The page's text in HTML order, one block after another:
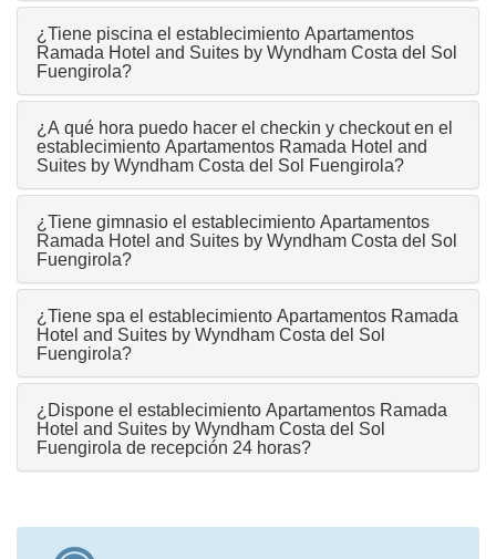
¿Tiene piscina el establecimiento Apartamentos
Ramada Hotel and Suites by Wyndham Costa del Sol
Fuengirola?
¿A qué hora puedo hacer el checkin y checkout en el
establecimiento Apartamentos Ramada Hotel and
Suites by Wyndham Costa del Sol Fuengirola?
¿Tiene gimnasio el establecimiento Apartamentos
Ramada Hotel and Suites by Wyndham Costa del Sol
Fuengirola?
¿Tiene spa el establecimiento Apartamentos Ramada
Hotel and Suites by Wyndham Costa del Sol
Fuengirola?
¿Dispone el establecimiento Apartamentos Ramada
Hotel and Suites by Wyndham Costa del Sol
Fuengirola de recepción 24 horas?